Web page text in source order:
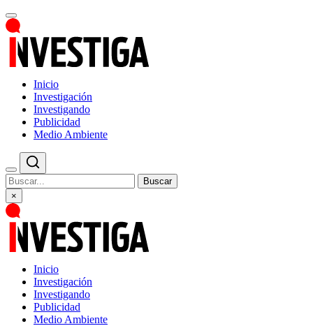
Inicio
Investigación
Investigando
Publicidad
Medio Ambiente
Buscar
×
Inicio
Investigación
Investigando
Publicidad
Medio Ambiente